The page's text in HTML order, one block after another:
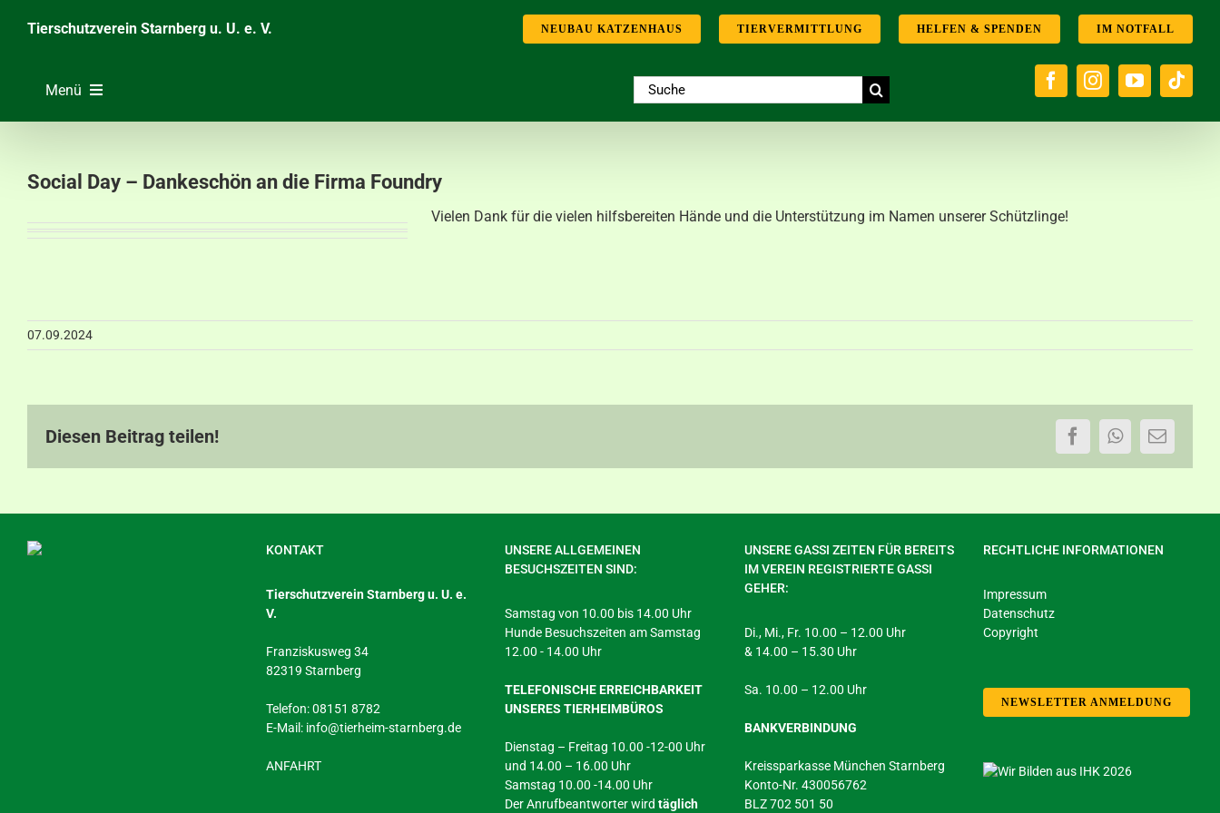
InhaltTierschutzverein Starnberg u. U. e. V. NEUBAU KATZENHAUS TIERVERMITTLUNG HELFEN & SPENDEN IM NOTFALL
Menü
Unsere Tiere
Ratgeber & Service
Suche
nach:
Social Day – Dankeschön an die Firma Foundry
Vielen Dank für die vielen hilfsbereiten Hände und die Unterstützung im Namen unserer Schützlinge!
07.09.2024
Diesen Beitrag teilen! FacebookWhatsApp
E-
KONTAKT
Tierschutzverein Starnberg u. U. e.
V.
Franziskusweg 34
82319 Starnberg
Telefon: 08151 8782
E-Mail: info@tierheim-starnberg.de
ANFAHRT
UNSERE ALLGEMEINEN
BESUCHSZEITEN SIND:
Samstag von 10.00 bis 14.00 Uhr
Hunde Besuchszeiten am Samstag
12.00 - 14.00 Uhr
TELEFONISCHE ERREICHBARKEIT
UNSERES TIERHEIMBÜROS
Dienstag – Freitag 10.00 -12-00 Uhr
und 14.00 – 16.00 Uhr
Samstag 10.00 -14.00 Uhr
Der Anrufbeantworter wirdtäglich
UNSERE GASSI ZEITEN FÜR BEREITS
IM VEREIN REGISTRIERTE GASSI
GEHER:
Di., Mi., Fr. 10.00 – 12.00 Uhr
& 14.00 – 15.30 Uhr
Sa. 10.00 – 12.00 Uhr
BANKVERBINDUNG
Kreissparkasse München Starnberg
Konto-Nr. 430056762
BLZ 702 501 50
RECHTLICHE INFORMATIONEN
Impressum
Datenschutz
Copyright
NEWSLETTER ANMELDUNG